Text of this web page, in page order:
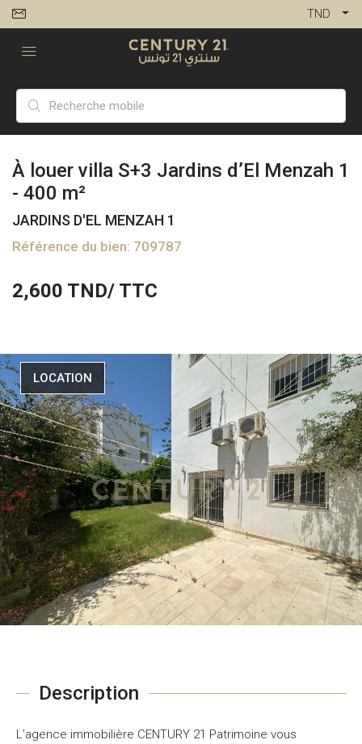
TND
À louer villa S+3 Jardins d’El Menzah 1
- 400 m²
JARDINS D'EL MENZAH 1
Référence du bien: 709787
2,600 TND/ TTC
LOCATION
Description
L’agence immobilière CENTURY 21 Patrimoine vous